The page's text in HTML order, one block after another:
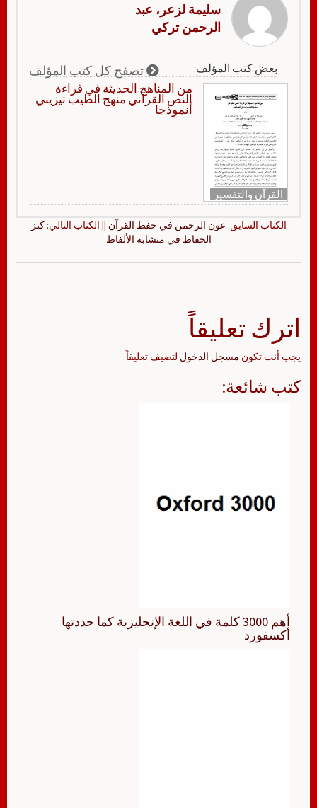
سليمة لزعر، عبد
الرحمن تركي
بعض كتب المؤلف: تصفح كل كتب المؤلف
القرآن والتفسير
من المناهج الحديثة في قراءة
النص القرآني منهج الطيب تيزيني
أنموذجا
الكتاب السابق: عون الرحمن في حفظ القرآن || الكتاب التالي:كنز
الحفاظ في متشابه الألفاظ
اترك تعليقاً
يجب أنت تكون مسجل الدخول لتضيف تعليقاً.
كتب شائعة:
أهم 3000 كلمة في اللغة الإنجليزية كما حددتها
أكسفورد